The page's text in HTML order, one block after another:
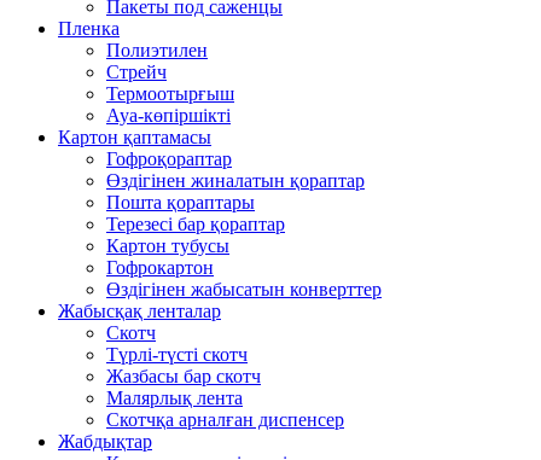
Пакеты под саженцы
Пленка
Полиэтилен
Стрейч
Термоотырғыш
Ауа-көпіршікті
Картон қаптамасы
Гофроқораптар
Өздігінен жиналатын қораптар
Пошта қораптары
Терезесі бар қораптар
Картон тубусы
Гофрокартон
Өздігінен жабысатын конверттер
Жабысқақ ленталар
Скотч
Түрлі-түсті скотч
Жазбасы бар скотч
Малярлық лента
Скотчқа арналған диспенсер
Жабдықтар